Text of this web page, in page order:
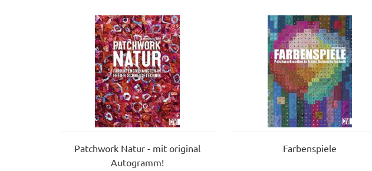
Patchwork Natur - mit original
Autogramm!
Farbenspiele